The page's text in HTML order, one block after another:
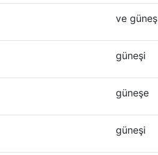
ve güneş
güneşi
güneşe
güneşi